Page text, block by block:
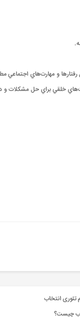
.
و مهارت‌هاي
خلقي براي حل مشکلات و
تئوری انتخاب
چیست؟